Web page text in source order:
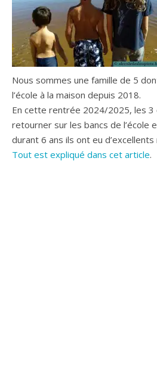
Nous sommes une famille de 5
l’école à la maison depuis 2018.
En cette rentrée 2024/2025, les
retourner sur les bancs de l’école
durant 6 ans ils ont eu
Tout est expliqué dans cet article.